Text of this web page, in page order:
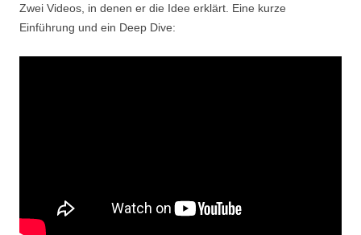
Zwei Videos, in denen er die Idee erklärt. Eine kurze
Einführung und ein Deep Dive: